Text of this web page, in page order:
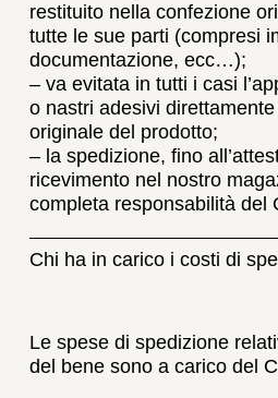
restituito nella confezione
tutte le sue parti (compresi
documentazione, ecc…);
– va evitata in tutti i casi
o nastri adesivi
originale del prodotto;
– la spedizione, fino
ricevimento nel nostro
completa responsabilità del
Chi ha in carico i costi di
Le spese di spedizione
del bene sono a carico del